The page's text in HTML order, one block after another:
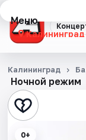
Меню
Калининград
Концерты
Театр
Стендап
Ночной режим
Калининград
0+